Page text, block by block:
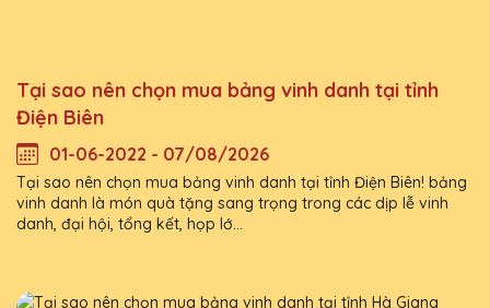
Tại sao nên chọn mua bảng vinh danh tại tỉnh
Điện Biên
01-06-2022 - 07/08/2026
Tại sao nên chọn mua bảng vinh danh tại tỉnh Điện Biên! bảng
vinh danh là món quà tặng sang trọng trong các dịp lễ vinh
danh, đại hội, tổng kết, họp lớ...